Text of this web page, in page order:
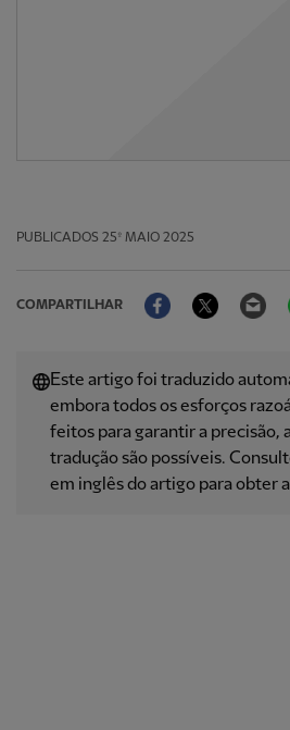
PUBLICADOS 25º MAIO 2025
COMPARTILHAR
FacebookTwitter
Este artigo foi traduzido
embora todos os esforços
feitos para garantir a precisão,
tradução são possíveis.
em inglês do artigo para obter